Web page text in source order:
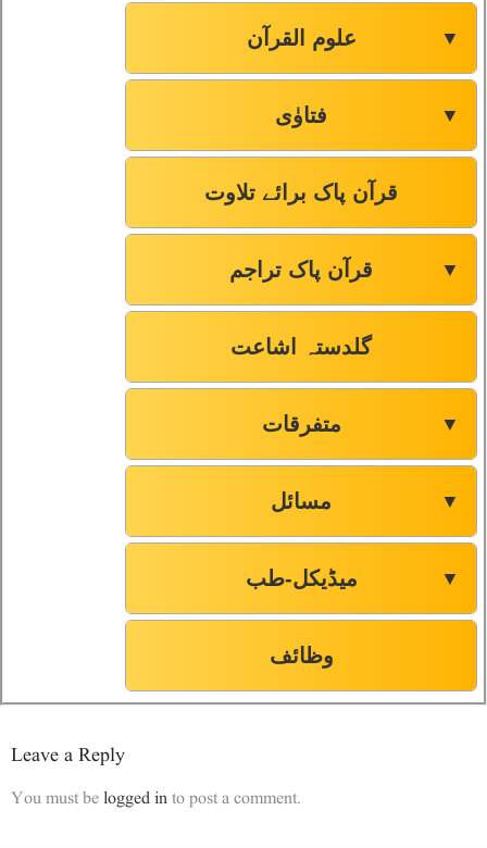
علوم القرآن ▼
فتاوٰی ▼
قرآن پاک برائے تلاوت
قرآن پاک تراجم ▼
گلدستہ اشاعت
متفرقات ▼
مسائل ▼
میڈیکل-طب ▼
وظائف
Leave a Reply
You must belogged into post a comment.